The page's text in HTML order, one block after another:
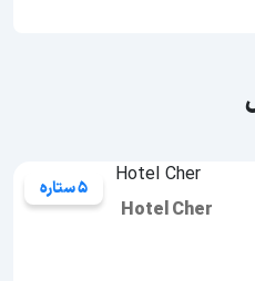
5 ستاره
Hotel Cher